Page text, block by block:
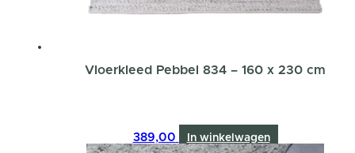
Vloerkleed Pebbel 834 – 160 x 230 cm
389,00 In winkelwagen